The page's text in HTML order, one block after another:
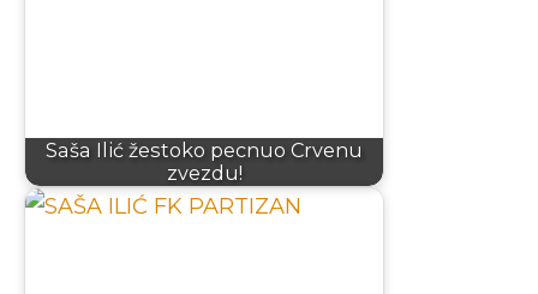
Saša Ilić žestoko pecnuo Crvenu
zvezdu!